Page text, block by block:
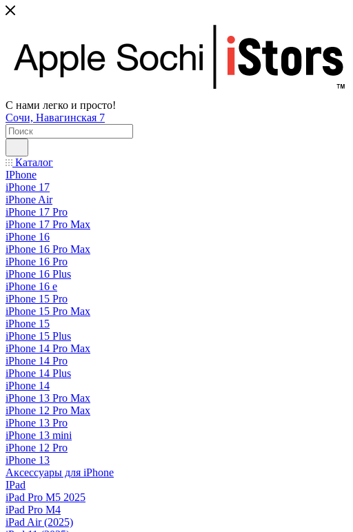
С нами легко и просто!
Сочи, Навагинская 7
Каталог
IPhone
iPhone 17
iPhone Air
iPhone 17 Pro
iPhone 17 Pro Max
iPhone 16
iPhone 16 Pro Max
iPhone 16 Pro
iPhone 16 Plus
iPhone 16 e
iPhone 15 Pro
iPhone 15 Pro Max
iPhone 15
iPhone 15 Plus
iPhone 14 Pro Max
iPhone 14 Pro
iPhone 14 Plus
iPhone 14
iPhone 13 Pro Max
iPhone 12 Pro Max
iPhone 13 Pro
iPhone 13 mini
iPhone 12 Pro
iPhone 13
Аксессуары для iPhone
IPad
iPad Pro M5 2025
iPad Pro M4
iPad Air (2025)